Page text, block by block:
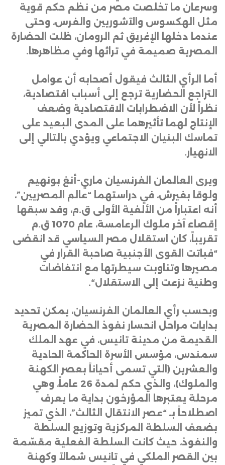
وسرعان ما تخلصت مصر من نظم حكم قوية
مثل الهكسوس والآشوريين والفرس، وحتى
عندما دخلها الإغريق ثم الرومان، ظلت الحضارة
المصرية صميمة في تراثها وفي مظاهرها .
أما الرأي الثالث فيقول أصحابه أن عوامل
التراجع الحضارية ترجع إلى أسباب اقتصادية،
نظراً لأن الاضطرابات الاقتصادية وضعف
الإنتاج لهما تأثيرهما على المدى البعيد على
تماسك البنيان الاجتماعي ويؤدي بالتالي إلى
الانهيار.
ويرى العالمان الفرنسيان ماري-أنغ بونهيم
ولوقا بفيرش، في دراستهما “عالم المصريين”،
أنه اعتباراً من الألفية الأولى ق.م، وقد سبقها
إقصاء آخر ملوك الرعامسة، عام 1070 ق.م
تقريباً، كان استقلال مصر السياسي قد انقضى
“فباتت القوى الأجنبية صاحبة القرار في
مصيرها وتناوبت سيطرتها مع انتفاضات
وطنية نزعت إلى الاستقلال“.
وبحسب رأي العالمان الفرنسيان، يمكن تحديد
بدايات مراحل انحسار نفوذ الحضارة المصرية
القديمة من مدينة تانيس، في عهد الملك
سمندس، مؤسس الأسرة الحاكمة الحادية
والعشرين (التي تسمى أحياناً بعصر الكهنة
والملوك)، والذي حكم لمدة 26 عاماً، وهي
مرحلة يعتبرها المؤرخون بداية ما يعرف
اصطلاحاً بـ “عصر الانتقال الثالث”، الذي تميز
بضعف السلطة المركزية وتوزيع السلطة
والنفوذ، حيث كانت السلطة الفعلية مقسّمة
بين القصر الملكي في تانيس شمالاً وكهنة